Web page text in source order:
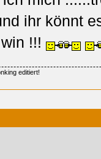
ihr könnt
!!!
editiert!